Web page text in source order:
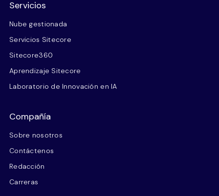
Servicios
Nube gestionada
Servicios Sitecore
Sitecore360
Aprendizaje Sitecore
Laboratorio de Innovación en IA
Compañía
Sobre nosotros
Contáctenos
Redacción
Carreras